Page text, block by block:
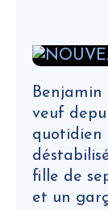
Benjamin
veuf
quotidien
fille de
et un